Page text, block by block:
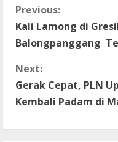
C
o
n
t
Previous:
Kali Lamong di
Balongpanggang
Next:
Gerak Cepat, PLN
Kembali Padam di